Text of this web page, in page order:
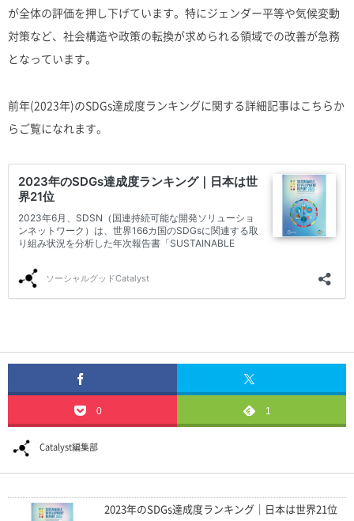
が全体の評価を押し下げています。特にジェンダー平等や気候変動
対策など、社会構造や政策の転換が求められる領域での改善が急務
となっています。
前年(2023年)のSDGs達成度ランキングに関する詳細記事はこちらか
らご覧になれます。
0 1
Catalyst編集部
2023年のSDGs達成度ランキング｜日本は世界21位